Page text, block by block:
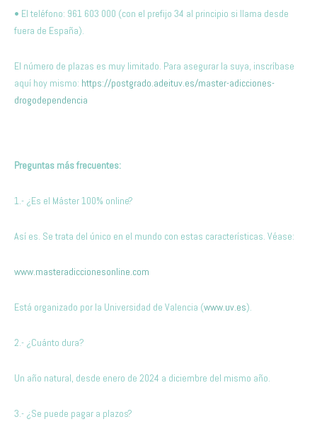
• El teléfono: 961 603 000 (con el prefijo 34 al principio si llama desde
fuera de España).
El número de plazas es muy limitado. Para asegurar la suya, inscríbase
aquí hoy mismo: https://postgrado.adeituv.es/master-adicciones-
drogodependencia
Preguntas más frecuentes:
1.- ¿Es el Máster 100% online?
Así es. Se trata del único en el mundo con estas características. Véase:
www.masteradiccionesonline.com
Está organizado por la Universidad de Valencia (www.uv.es).
2.- ¿Cuánto dura?
Un año natural, desde enero de 2024 a diciembre del mismo año.
3.- ¿Se puede pagar a plazos?